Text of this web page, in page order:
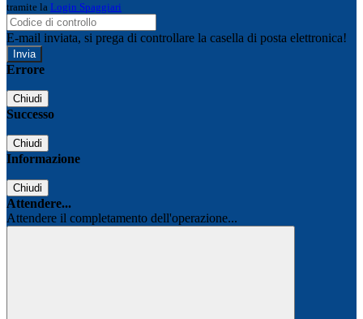
tramite la Login Spaggiari
E-mail inviata, si prega di controllare la casella di posta elettronica!
Errore
Chiudi
Successo
Chiudi
Informazione
Chiudi
Attendere...
Attendere il completamento dell'operazione...